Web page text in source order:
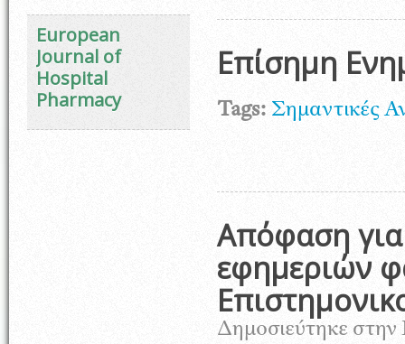
European
Journal of
Hospital
Pharmacy
Επίσημη
Tags: Σημαντικές
Απόφαση
εφημεριών
Δημοσιεύτηκε